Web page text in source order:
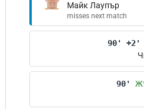
Майк Лаупър
misses next match
90' +2'
90'